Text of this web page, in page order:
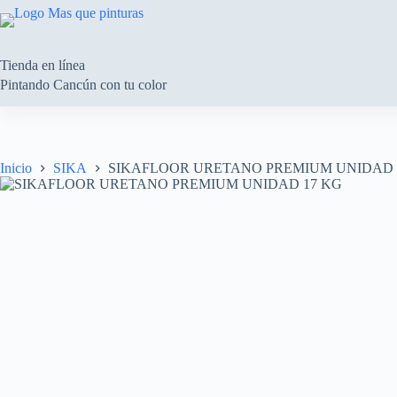
Saltar
al
Tienda en línea
Pintando Cancún con tu color
Inicio SIKA SIKAFLOOR URETANO PREMIUM UNIDAD